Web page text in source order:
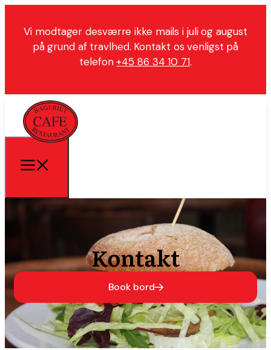
Vi modtager desværre ikke mails i juli og august
på grund af travlhed. Kontakt os venligst på
telefon+45 86 34 10 71.
Kontakt
Book bord